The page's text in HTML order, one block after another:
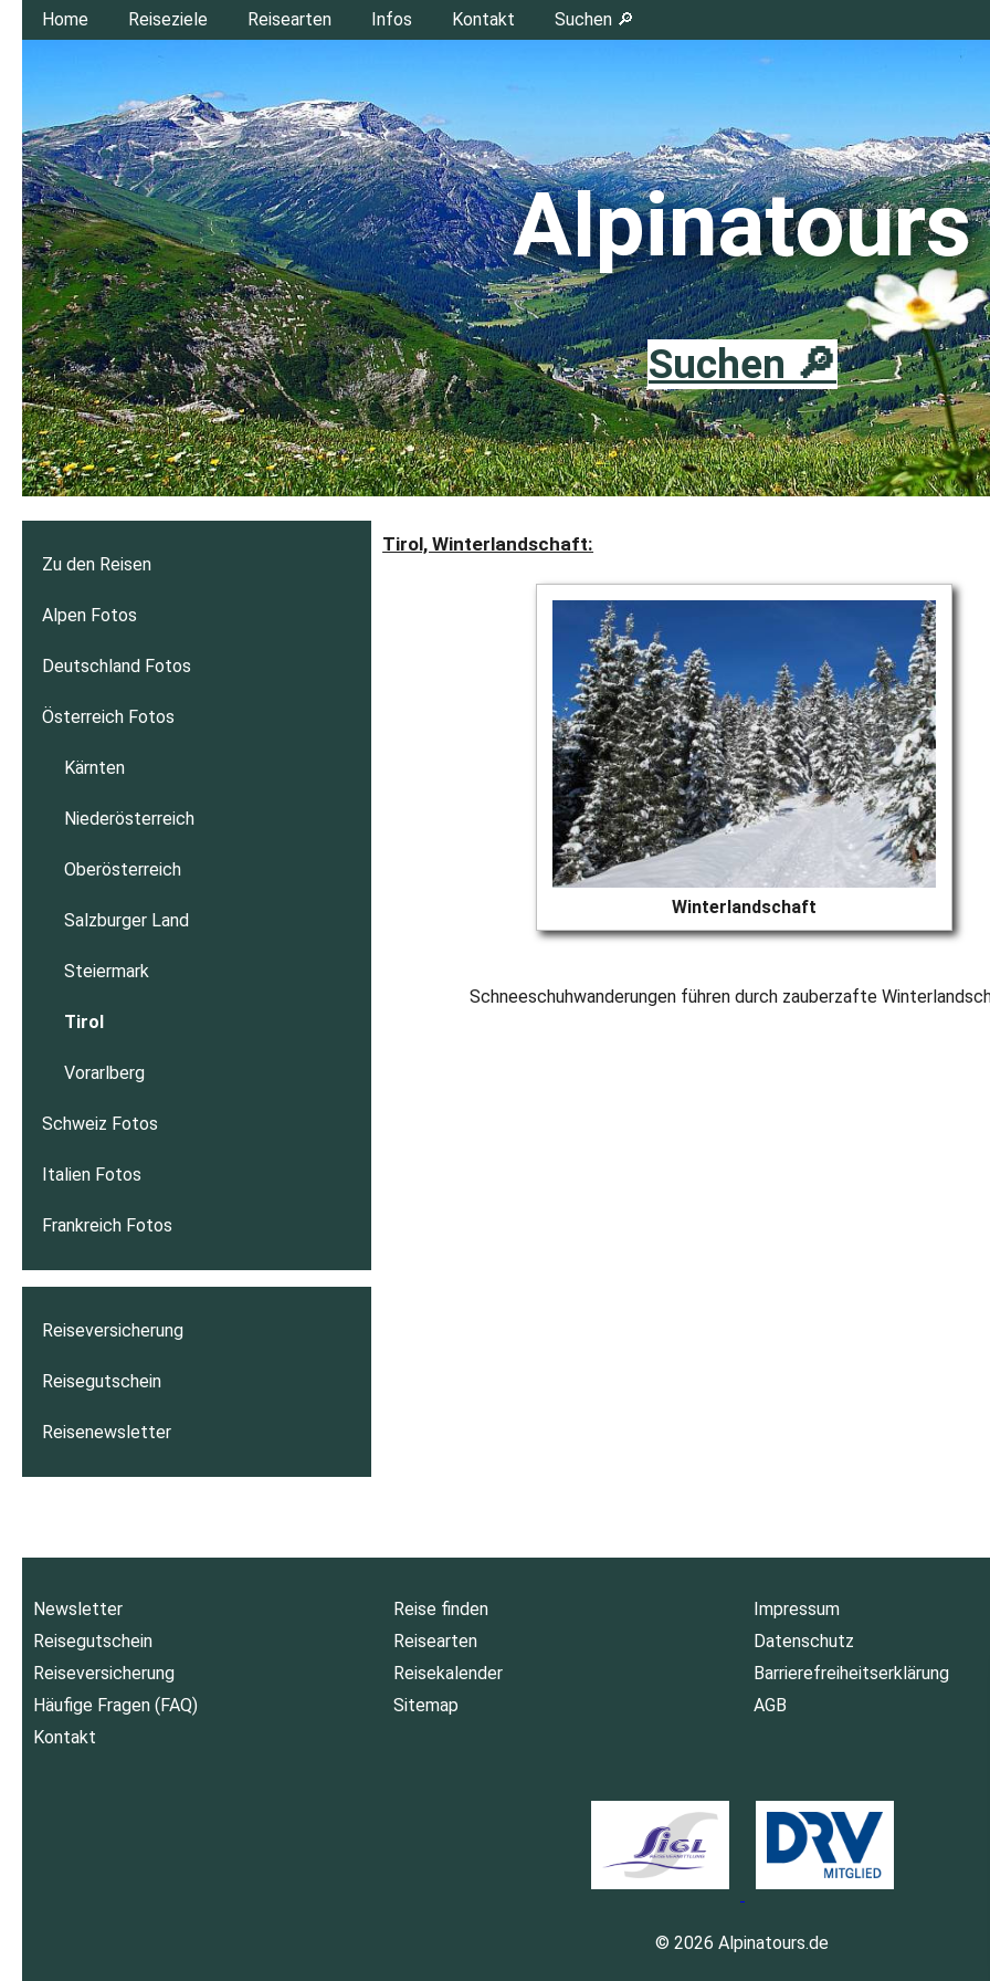
Home Reiseziele Reisearten Infos Kontakt Suchen 🔎
Suchen 🔎
Alpinatours
Tirol, Winterlandschaft:
Winterlandschaft
Schneeschuhwanderungen führen durch zauberzafte
Zu den Reisen
Alpen Fotos
Deutschland Fotos
Österreich Fotos
Kärnten
Niederösterreich
Oberösterreich
Salzburger Land
Steiermark
Tirol
Vorarlberg
Schweiz Fotos
Italien Fotos
Frankreich Fotos
Reiseversicherung
Reisegutschein
Reisenewsletter
Newsletter
Reisegutschein
Reiseversicherung
Häufige Fragen (FAQ)
Kontakt
Reise finden
Reisearten
Reisekalender
Sitemap
Impressum
Datenschutz
Barrierefreiheitserklärung
AGB
© 2026 Alpinatours.de